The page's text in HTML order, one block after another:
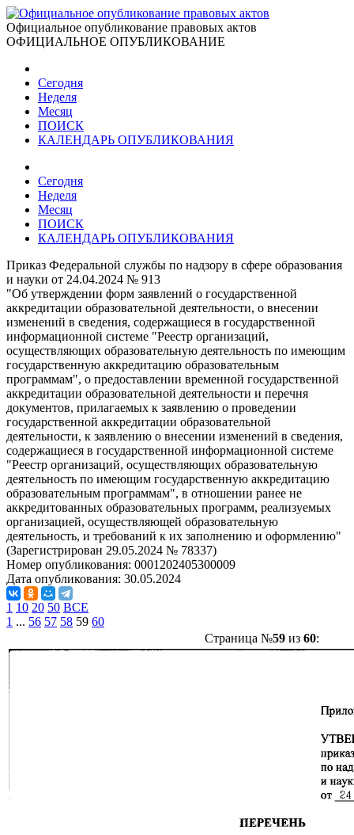
Официальное опубликование правовых актов
ОФИЦИАЛЬНОЕ ОПУБЛИКОВАНИЕ
Сегодня
Неделя
Месяц
ПОИСК
КАЛЕНДАРЬ ОПУБЛИКОВАНИЯ
Сегодня
Неделя
Месяц
ПОИСК
КАЛЕНДАРЬ ОПУБЛИКОВАНИЯ
Приказ Федеральной службы по надзору в сфере образования
и науки от 24.04.2024 № 913
"Об утверждении форм заявлений о государственной
аккредитации образовательной деятельности, о внесении
изменений в сведения, содержащиеся в государственной
информационной системе "Реестр организаций,
осуществляющих образовательную деятельность по имеющим
государственную аккредитацию образовательным
программам", о предоставлении временной государственной
аккредитации образовательной деятельности и перечня
документов, прилагаемых к заявлению о проведении
государственной аккредитации образовательной
деятельности, к заявлению о внесении изменений в сведения,
содержащиеся в государственной информационной системе
"Реестр организаций, осуществляющих образовательную
деятельность по имеющим государственную аккредитацию
образовательным программам", в отношении ранее не
аккредитованных образовательных программ, реализуемых
организацией, осуществляющей образовательную
деятельность, и требований к их заполнению и оформлению"
(Зарегистрирован 29.05.2024 № 78337)
Номер опубликования: 0001202405300009
Дата опубликования: 30.05.2024
1 10 20 50 ВСЕ
1 ... 56 57 58 59 60
Страница №59из 60: